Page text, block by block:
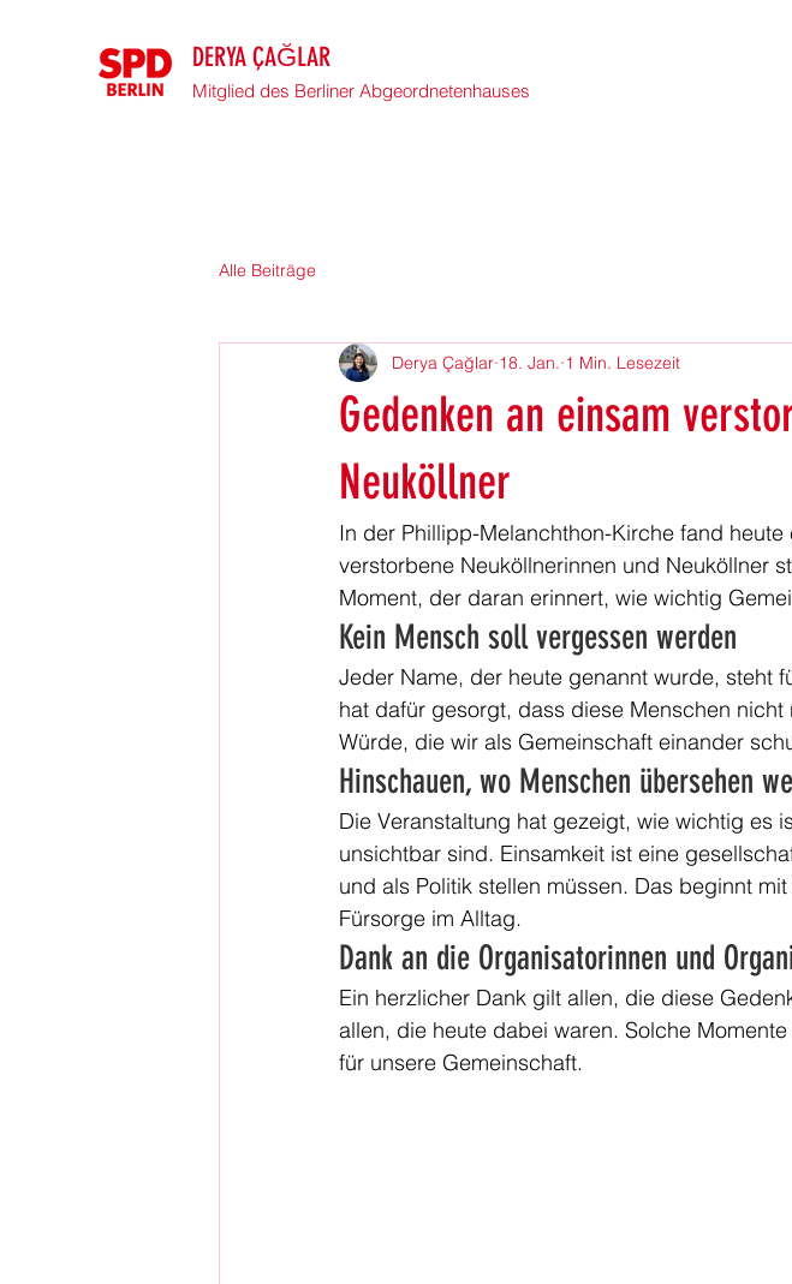
DERYA ÇAĞLAR
Mitglied des Berliner Abgeordnetenhauses
Alle Beiträge
Gedenken an einsam
Neuköllner
Derya Çağlar 18. Jan. 1 Min. Lesezeit
In der Phillipp-Melanchthon-Kirche fand
verstorbene Neuköllnerinnen und Neuköllner
Moment, der daran erinnert, wie wichtig
Kein Mensch soll vergessen werden
Jeder Name, der heute genannt wurde, steht
hat dafür gesorgt, dass diese Menschen
Würde, die wir als Gemeinschaft einander
Hinschauen, wo Menschen übersehen
Die Veranstaltung hat gezeigt, wie wichtig es
unsichtbar sind. Einsamkeit ist eine
und als Politik stellen müssen. Das beginnt
Fürsorge im Alltag.
Dank an die Organisatorinnen und
Ein herzlicher Dank gilt allen, die diese
allen, die heute dabei waren. Solche
für unsere Gemeinschaft.